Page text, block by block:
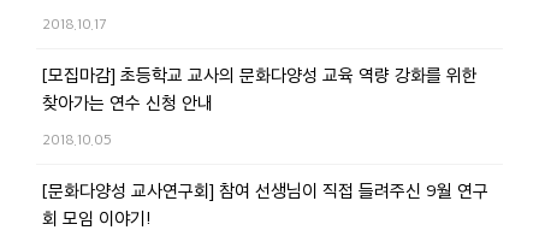
2018.10.17
[모집마감] 초등학교 교사의 문화다양성 교육 역량 강화를 위한
찾아가는 연수 신청 안내
2018.10.05
[문화다양성 교사연구회] 참여 선생님이 직접 들려주신 9월 연구
회 모임 이야기!